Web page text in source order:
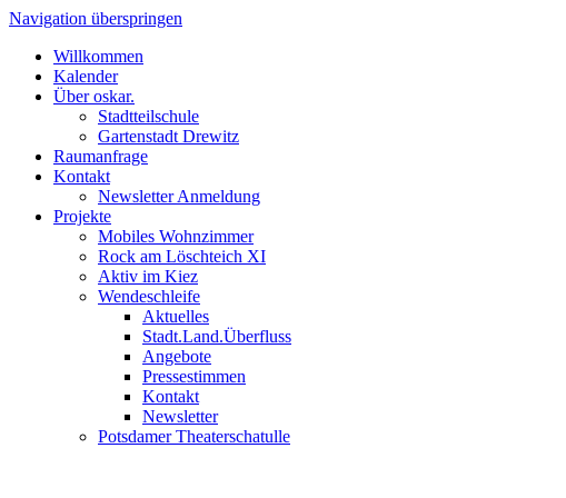
Navigation überspringen
Willkommen
Kalender
Über oskar.
Stadtteilschule
Gartenstadt Drewitz
Raumanfrage
Kontakt
Newsletter Anmeldung
Projekte
Mobiles Wohnzimmer
Rock am Löschteich XI
Aktiv im Kiez
Wendeschleife
Aktuelles
Stadt.Land.Überfluss
Angebote
Pressestimmen
Kontakt
Newsletter
Potsdamer Theaterschatulle